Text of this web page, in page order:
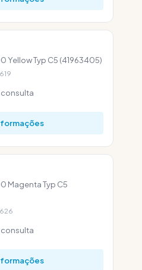
Yellow Typ C5 (41963405)
Magenta Typ C5